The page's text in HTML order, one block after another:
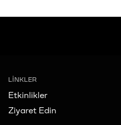
LİNKLER
Etkinlikler
Ziyaret Edin